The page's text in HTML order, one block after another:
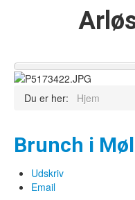
Du er her: Hjem
Brunch i
Udskriv
Email